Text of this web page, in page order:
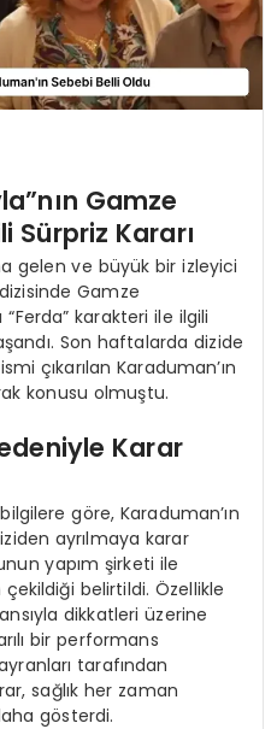
Gamze
Sürpriz Kararı
gelen ve büyük bir izleyici
Gamze
“Ferda” karakteri ile ilgili
Son haftalarda dizide
çıkarılan Karaduman’ın
konusu olmuştu.
Karar
göre, Karaduman’ın
ayrılmaya karar
yapım şirketi ile
çekildiği belirtildi. Özellikle
dikkatleri üzerine
bir performans
tarafından
sağlık her zaman
gösterdi.